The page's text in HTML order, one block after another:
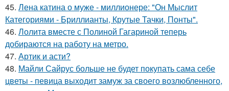
45. Лена катина о муже - миллионере: "Он Мыслит
Категориями - Бриллианты, Крутые Тачки, Понты".
46. Лолита вместе с Полиной Гагариной теперь
добираются на работу на метро.
47. Артик и асти?
48. Майли Сайрус больше не будет покупать сама себе
цветы - певица выходит замуж за своего возлюбленного,